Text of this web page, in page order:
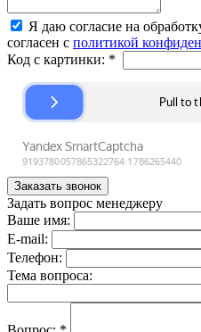
Я даю согласие на
согласен с политикой
Код с картинки: *
Задать вопрос менеджеру
Ваше имя:
E-mail:
Телефон:
Тема вопроса: